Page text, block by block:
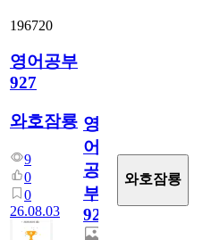
196720
영어공부
927
와호잠룡
9
0
0
26.08.03
영
어
공
부
927
와호잠룡